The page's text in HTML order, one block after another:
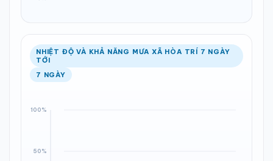
NHIỆT ĐỘ VÀ KHẢ NĂNG MƯA XÃ HÒA TRÍ 7 NGÀY
TỚI
7 NGÀY